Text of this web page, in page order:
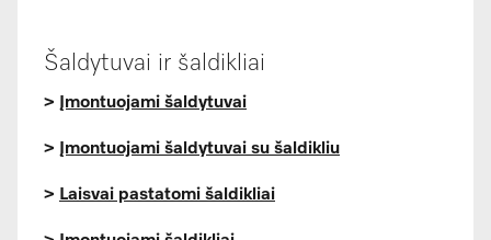
Šaldytuvai ir šaldikliai
> Įmontuojami šaldytuvai
> Įmontuojami šaldytuvai su šaldikliu
> Laisvai pastatomi šaldikliai